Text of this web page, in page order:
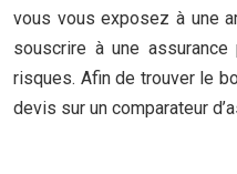
vous vous exposez à une
souscrire à une
risques. Afin de trouver le
devis sur un comparateur